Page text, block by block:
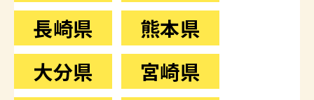
長崎県
熊本県
大分県
宮崎県